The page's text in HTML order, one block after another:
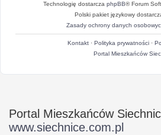
Technologię dostarcza phpBB® Forum
Polski pakiet językowy
Zasady ochrony danych
Kontakt· Polityka prywatności·
Portal Mieszkańców
Portal Mieszkańców Siechnic
www.siechnice.com.pl